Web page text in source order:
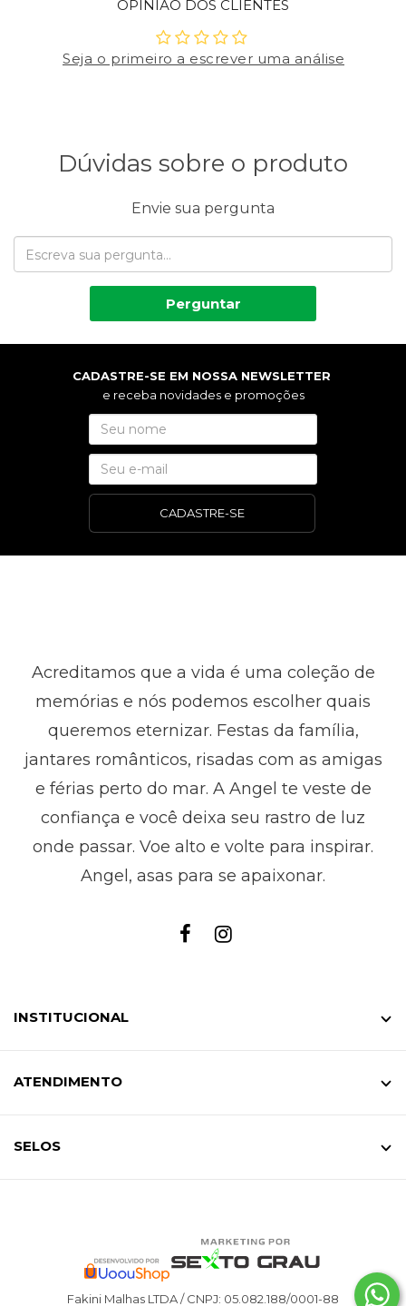
OPINIÃO DOS CLIENTES
Seja o primeiro a escrever uma análise
Dúvidas sobre o produto
Envie sua pergunta
Perguntar
CADASTRE-SE EM NOSSA NEWSLETTER
e receba novidades e promoções
CADASTRE-SE
Acreditamos que a vida é uma coleção de
memórias e nós podemos escolher quais
queremos eternizar. Festas da família,
jantares românticos, risadas com as amigas
e férias perto do mar. A Angel te veste de
confiança e você deixa seu rastro de luz
onde passar. Voe alto e volte para inspirar.
Angel, asas para se apaixonar.
INSTITUCIONAL
ATENDIMENTO
SELOS
Fakini Malhas LTDA / CNPJ: 05.082.188/0001-88